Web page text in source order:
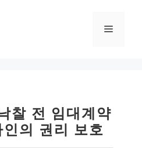
메
찰 전 임대계약
의 권리 보호